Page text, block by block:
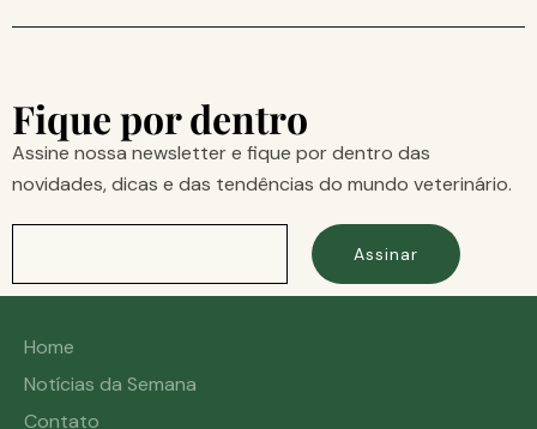
Fique por dentro
Assine nossa newsletter e fique por dentro das
novidades, dicas e das tendências do mundo veterinário.
Assinar
Home
Notícias da Semana
Contato